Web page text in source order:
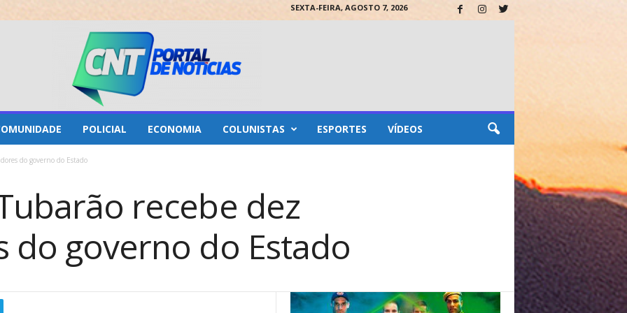
SEXTA-FEIRA, AGOSTO 7, 2026
POLICIAL ECONOMIA COLUNISTAS ESPORTES VÍDEOS
do governo do Estado
recebe dez
do governo do Estado